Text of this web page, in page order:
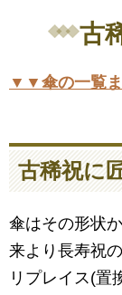
古
▼▼傘の一覧ま
古稀祝に
傘はその形状
来より長寿祝
リプレイス(置